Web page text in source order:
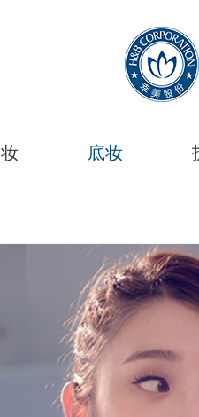
底妆